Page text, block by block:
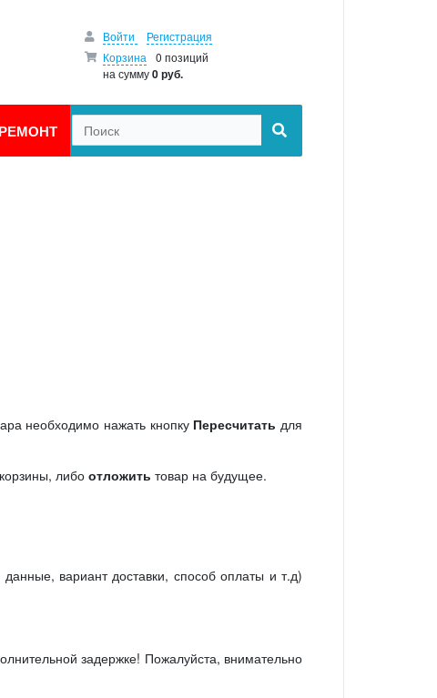
Войти
Регистрация
Корзина
0 позиций
на сумму0 руб.
РЕМОНТ
необходимо нажать кнопку Пересчитать для
либо отложить товар на будущее.
вариант доставки, способ оплаты и т.д)
задержке! Пожалуйста, внимательно